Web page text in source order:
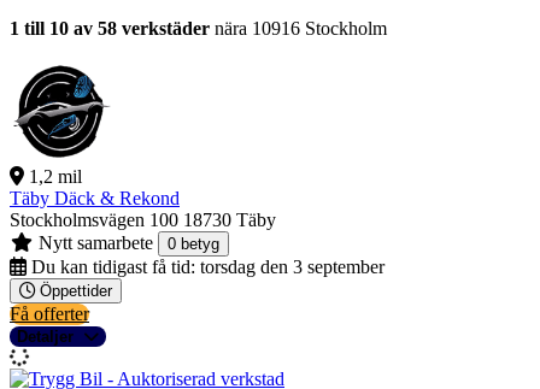
1 till 10 av 58 verkstäder nära 10916 Stockholm
1,2 mil
Täby Däck & Rekond
Stockholmsvägen 100 18730 Täby
Nytt samarbete
0 betyg
Du kan tidigast få tid: torsdag den 3 september
Öppettider
Få offerter
Detaljer